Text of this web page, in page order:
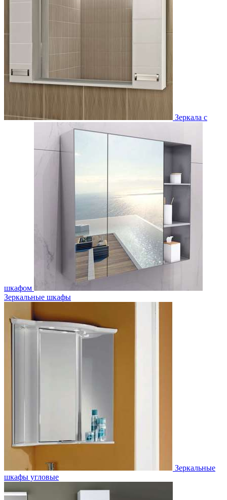
Зеркала с
шкафом
Зеркальные шкафы
Зеркальные
шкафы угловые